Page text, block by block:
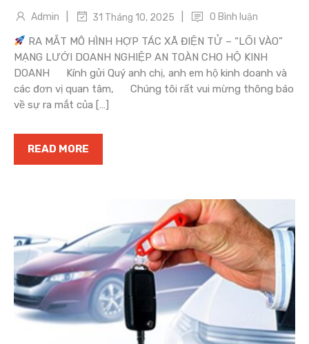
Admin 31 Tháng 10, 2025 0 Bình luận
RA MẮT MÔ HÌNH HỢP TÁC XÃ ĐIỆN TỬ – “LỐI VÀO”
MẠNG LƯỚI DOANH NGHIỆP AN TOÀN CHO HỘ KINH
DOANH Kính gửi Quý anh chị, anh em hộ kinh doanh và
các đơn vị quan tâm, Chúng tôi rất vui mừng thông báo
về sự ra mắt của […]
READ MORE